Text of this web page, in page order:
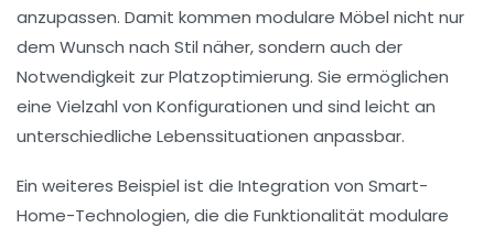
anzupassen. Damit kommen modulare Möbel nicht nur
dem Wunsch nach Stil näher, sondern auch der
Notwendigkeit zurPlatzoptimierung. Sie ermöglichen
eine Vielzahl von Konfigurationen und sind leicht an
unterschiedliche Lebenssituationen anpassbar.
Ein weiteres Beispiel ist die Integration von Smart-
Home-Technologien, die die Funktionalität modulare